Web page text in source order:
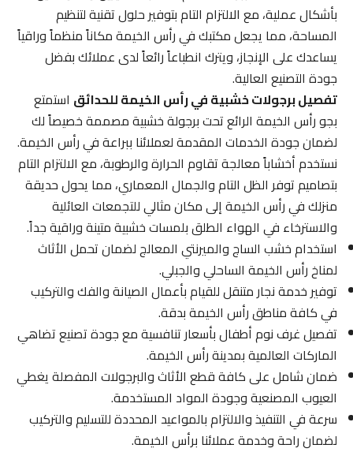
بأشكال عملية، مع الالتزام التام بتوفير حلول تقنية لتنظيم
المساحة، مما يجعل مكتبك في رأس الخيمة مكاناً منظماً وراقياً
يساعدك على الإنجاز، ويترك انطباعاً رائعاً لدى عملائك بفضل
جودة التصنيع العالية.
تفصيل برجولات خشبية في رأس الخيمة للحدائقاستمتع
بجو رأس الخيمة الرائع تحت برجولة خشبية مصممة خصيصاً لك
لضمان جودة الخدمات المقدمة لعملائنا ببراعة في رأس الخيمة.
نستخدم أخشاباً معالجة تقاوم الحرارة والرطوبة، مع الالتزام التام
بتصاميم توفر الظل التام والجمال المعماري، مما يحول حديقة
منزلك في رأس الخيمة إلى مكان مثالي للتجمعات العائلية
والاسترخاء في الهواء الطلق بلمسات خشبية متينة وراقية جداً.
استخدام خشب الساج والميرنتي المعالج لضمان تحمل الأثاث
لمناخ رأس الخيمة الساحلي والجبلي.
توفير خدمة نجار متنقل للقيام بأعمال الصيانة والفك والتركيب
في كافة مناطق رأس الخيمة بدقة.
تفصيل غرف نوم أطفال بأسعار تنافسية مع جودة تصنيع تضاهي
الماركات العالمية بمدينة رأس الخيمة.
ضمان شامل على كافة قطع الأثاث والبرجولات المفصلة يغطي
العيوب المصنعية وجودة المواد المستخدمة.
سرعة في التنفيذ والالتزام بالمواعيد المحددة للتسليم والتركيب
لضمان راحة وخدمة عملائنا برأس الخيمة.